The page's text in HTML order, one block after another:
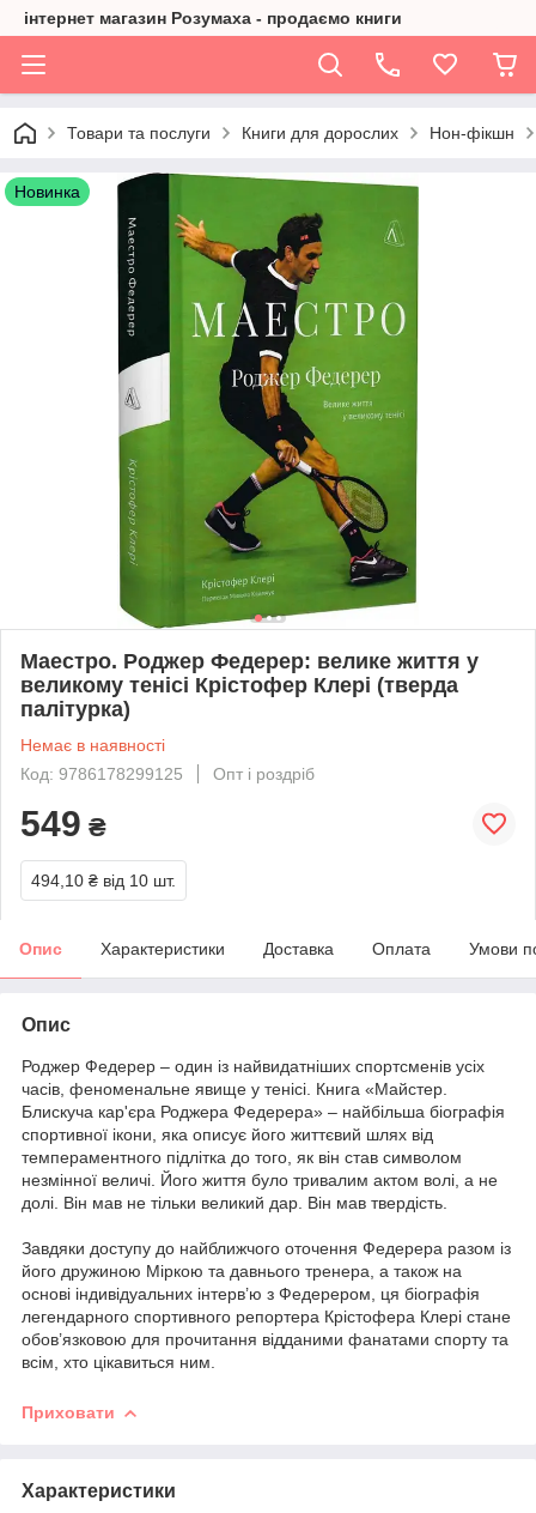
інтернет магазин Розумаха - продаємо книги
Товари та послуги Книги для дорослих Нон-фікшн
Новинка
Маестро. Роджер Федерер: велике життя у
великому тенісі Крістофер Клері (тверда
палітурка)
Немає в наявності
Код: 9786178299125
Опт і роздріб
549 ₴
494,10 ₴ від 10 шт.
Опис Характеристики Доставка Оплата Умови
Опис
Роджер Федерер – один із найвидатніших спортсменів усіх
часів, феноменальне явище у тенісі. Книга «Майстер.
Блискуча кар'єра Роджера Федерера» – найбільша біографія
спортивної ікони, яка описує його життєвий шлях від
темпераментного підлітка до того, як він став символом
незмінної величі. Його життя було тривалим актом волі, а не
долі. Він мав не тільки великий дар. Він мав твердість.
Завдяки доступу до найближчого оточення Федерера разом із
його дружиною Міркою та давнього тренера, а також на
основі індивідуальних інтерв’ю з Федерером, ця біографія
легендарного спортивного репортера Крістофера Клері стане
обов’язковою для прочитання відданими фанатами спорту та
всім, хто цікавиться ним.
Приховати
Характеристики